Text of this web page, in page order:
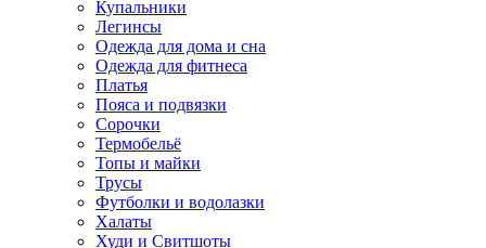
Купальники
Легинсы
Одежда для дома и сна
Одежда для фитнеса
Платья
Пояса и подвязки
Сорочки
Термобельё
Топы и майки
Трусы
Футболки и водолазки
Халаты
Худи и Свитшоты